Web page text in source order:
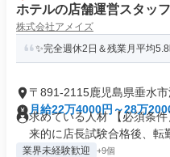
ホテルの店舗運営スタッフ
株式会社アメイズ
✨完全週休2日＆残業月平均
〒891-2115鹿児島県垂水
月給22万4000円～28万
求めている人材 【必須条
来的に店長試験合格後、転
業界未経験歓迎 +9個